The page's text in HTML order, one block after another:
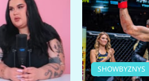
SHOWBYZNYS